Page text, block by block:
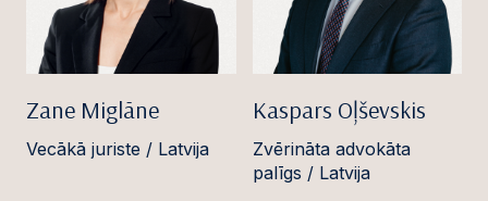
Zane Miglāne
Vecākā juriste / Latvija
Kaspars Oļševskis
Zvērināta advokāta
palīgs / Latvija